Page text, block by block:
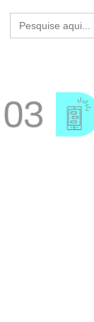
Search